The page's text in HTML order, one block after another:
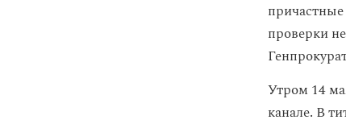
проверки
Утром 14
канале. В